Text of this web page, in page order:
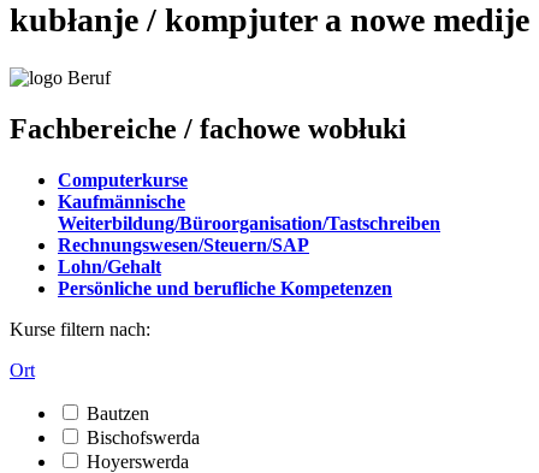
kubłanje / kompjuter a nowe medije
Fachbereiche / fachowe wobłuki
Computerkurse
Kaufmännische
Weiterbildung/Büroorganisation/Tastschreiben
Rechnungswesen/Steuern/SAP
Lohn/Gehalt
Persönliche und berufliche Kompetenzen
Kurse filtern nach:
Ort
Bautzen
Bischofswerda
Hoyerswerda